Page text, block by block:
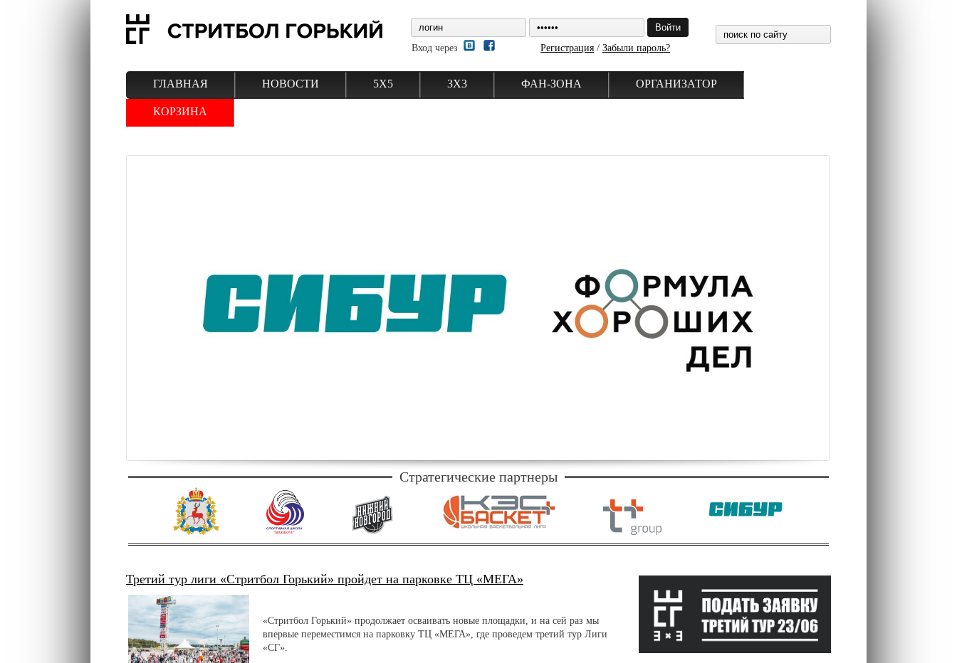
Вход через Регистрация / Забыли пароль?
ГЛАВНАЯ НОВОСТИ 5Х5 3Х3 ФАН-ЗОНА ОРГАНИЗАТОР
КОРЗИНА
Стратегические партнеры
Третий тур лиги «Стритбол Горький» пройдет на парковке ТЦ «МЕГА»
«Стритбол Горький» продолжает осваивать новые площадки, и на сей раз мы
впервые переместимся на парковку ТЦ «МЕГА», где проведем третий тур Лиги
«СГ».